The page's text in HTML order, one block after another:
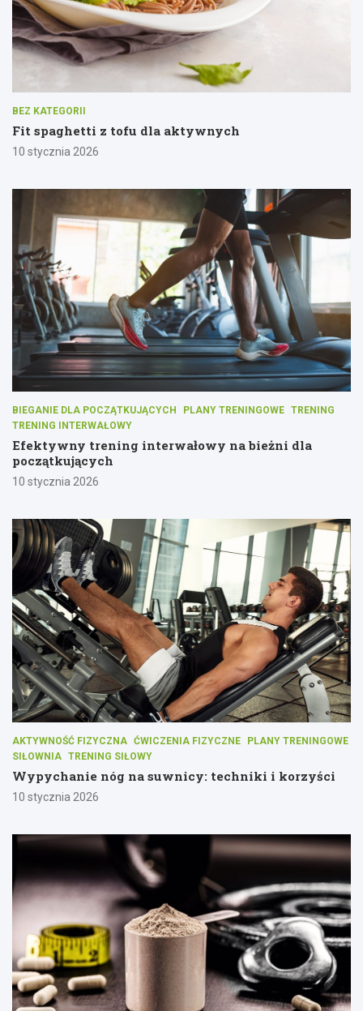
BEZ KATEGORII
Fit spaghetti z tofu dla aktywnych
10 stycznia 2026
BIEGANIE DLA POCZĄTKUJĄCYCH PLANY TRENINGOWE TRENING
TRENING INTERWAŁOWY
Efektywny trening interwałowy na bieżni dla
początkujących
10 stycznia 2026
AKTYWNOŚĆ FIZYCZNA ĆWICZENIA FIZYCZNE
PLANY TRENINGOWE
SIŁOWNIA TRENING SIŁOWY
Wypychanie nóg na suwnicy: techniki i korzyści
10 stycznia 2026